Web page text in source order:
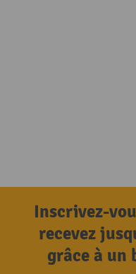
Inscrivez-
recevez
grâce à un